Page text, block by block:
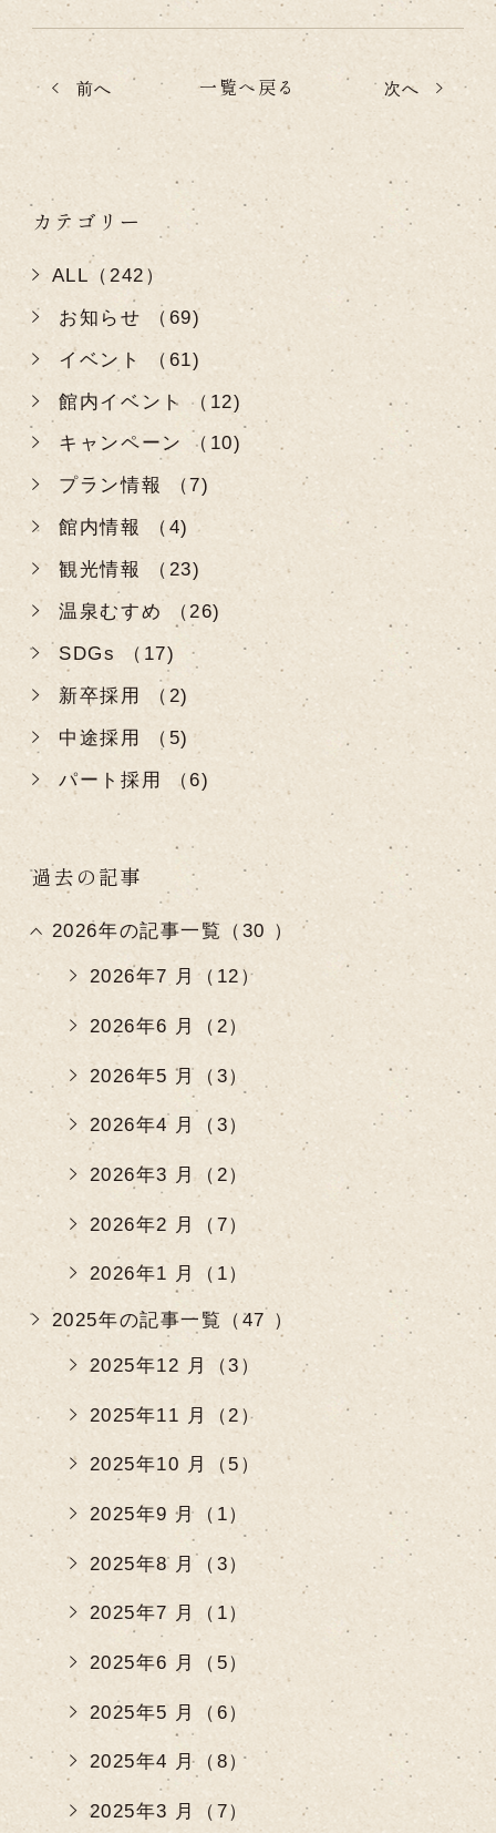
前へ 一覧へ戻る 次へ
カテゴリー
ALL（242）
お知らせ （69)
イベント （61)
館内イベント （12)
キャンペーン （10)
プラン情報 （7)
館内情報 （4)
観光情報 （23)
温泉むすめ （26)
SDGs （17)
新卒採用 （2)
中途採用 （5)
パート採用 （6)
過去の記事
2026年の記事一覧（30 ）
2026年7 月（12）
2026年6 月（2）
2026年5 月（3）
2026年4 月（3）
2026年3 月（2）
2026年2 月（7）
2026年1 月（1）
2025年の記事一覧（47 ）
2025年12 月（3）
2025年11 月（2）
2025年10 月（5）
2025年9 月（1）
2025年8 月（3）
2025年7 月（1）
2025年6 月（5）
2025年5 月（6）
2025年4 月（8）
2025年3 月（7）